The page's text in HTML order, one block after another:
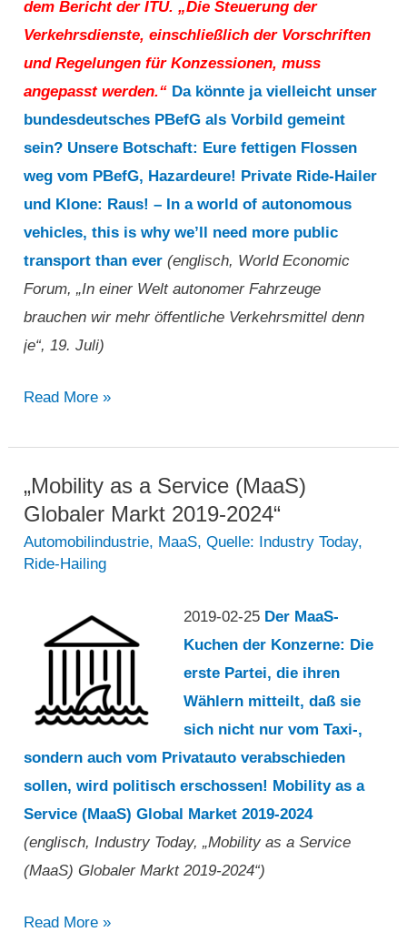
dem Bericht der ITU. „Die Steuerung der
Verkehrsdienste, einschließlich der Vorschriften
und Regelungen für Konzessionen, muss
angepasst werden.“ Da könnte ja vielleicht unser
bundesdeutsches PBefG als Vorbild gemeint
sein? Unsere Botschaft: Eure fettigen Flossen
weg vom PBefG, Hazardeure! Private Ride-Hailer
und Klone: Raus! – In a world of autonomous
vehicles, this is why we’ll need more public
transport than ever (englisch, World Economic
Forum, „In einer Welt autonomer Fahrzeuge
brauchen wir mehr öffentliche Verkehrsmittel denn
je“, 19. Juli)
„In
Welt
autonomer
Fahrzeuge
brauchen
wir
öffentliche
Verkehrsmittel
je“
Read More »
„Mobility as a Service (MaaS)
Globaler Markt 2019-2024“
Automobilindustrie, MaaS,Quelle: Industry Today,
Ride-Hailing
2019-02-25 Der MaaS-
Kuchen der Konzerne: Die
erste Partei, die ihren
Wählern mitteilt, daß sie
sich nicht nur vom Taxi-,
sondern auch vom Privatauto verabschieden
sollen, wird politisch erschossen! Mobility as a
Service (MaaS) Global Market 2019-2024
(englisch, Industry Today, „Mobility as a Service
(MaaS) Globaler Markt 2019-2024“)
„Mobility
Read More »